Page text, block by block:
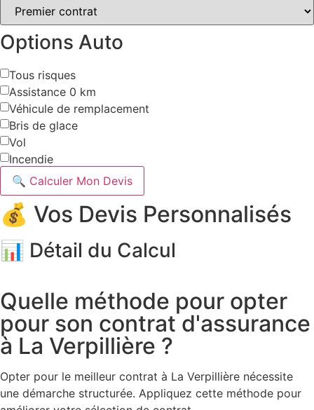
Options Auto
Tous risques
Assistance 0 km
Véhicule de remplacement
Bris de glace
Vol
Incendie
🔍 Calculer Mon Devis
💰 Vos Devis Personnalisés
📊 Détail du Calcul
Quelle méthode pour opter
pour son contrat d'assurance
à La Verpillière ?
Opter pour le meilleur contrat à La Verpillière nécessite
une démarche structurée. Appliquez cette méthode pour